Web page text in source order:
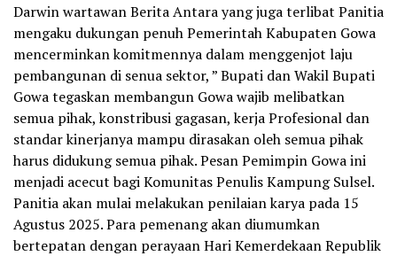
Darwin wartawan Berita Antara yang juga terlibat Panitia
mengaku dukungan penuh Pemerintah Kabupaten Gowa
mencerminkan komitmennya dalam menggenjot laju
pembangunan di senua sektor, ” Bupati dan Wakil Bupati
Gowa tegaskan membangun Gowa wajib melibatkan
semua pihak, konstribusi gagasan, kerja Profesional dan
standar kinerjanya mampu dirasakan oleh semua pihak
harus didukung semua pihak. Pesan Pemimpin Gowa ini
menjadi acecut bagi Komunitas Penulis Kampung Sulsel.
Panitia akan mulai melakukan penilaian karya pada 15
Agustus 2025. Para pemenang akan diumumkan
bertepatan dengan perayaan Hari Kemerdekaan Republik